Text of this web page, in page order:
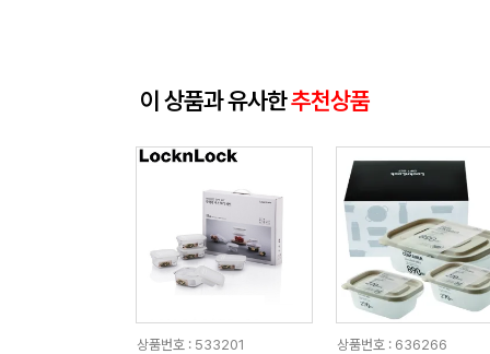
이 상품과 유사한추천상품
상품번호 : 533201
상품번호 : 636266